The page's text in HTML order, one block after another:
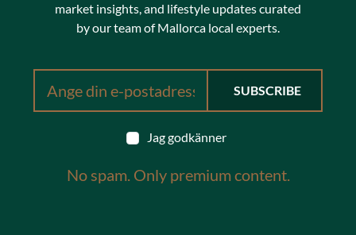
market insights, and lifestyle updates curated
by our team of Mallorca local experts.
Jag godkänner
No spam. Only premium content.